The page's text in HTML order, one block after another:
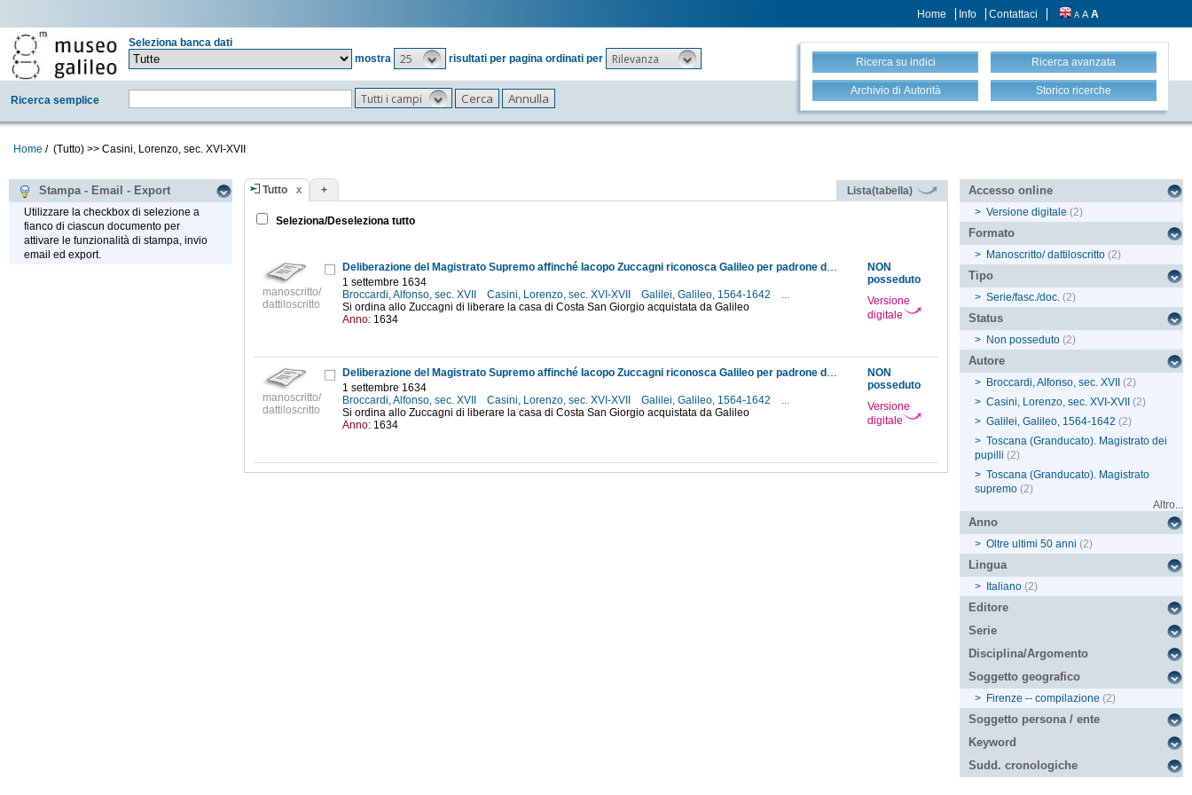
Home Info Contattaci A A A
Seleziona banca dati
mostra
25 risultati per pagina ordinati per Rilevanza
Ricerca semplice Tutti i campi
Ricerca su indici Ricerca avanzata
Archivio di Autorità Storico ricerche
Home / (Tutto) >> Casini, Lorenzo, sec. XVI-XVII
Stampa - Email - Export
Utilizzare la checkbox di selezione a
fianco di ciascun documento per
attivare le funzionalità di stampa, invio
email ed export.
Tutto + Lista(tabella)
Seleziona/Deseleziona tutto
manoscritto/
dattiloscritto
NON
posseduto
Versione
digitale
Deliberazione del Magistrato Supremo affinché Iacopo Zuccagni riconosca Galileo per padrone della casa e gliene rilasci il libero possesso
1 settembre 1634
Broccardi, Alfonso, sec. XVII
Casini, Lorenzo, sec. XVI-XVII Galilei, Galileo, 1564-1642
...
Si ordina allo Zuccagni di liberare la casa di Costa San Giorgio acquistata da Galileo
Anno: 1634
manoscritto/
dattiloscritto
NON
posseduto
Versione
digitale
Deliberazione del Magistrato Supremo affinché Iacopo Zuccagni riconosca Galileo per padrone della casa e gliene rilasci il libero possesso
1 settembre 1634
Broccardi, Alfonso, sec. XVII
Casini, Lorenzo, sec. XVI-XVII Galilei, Galileo, 1564-1642
...
Si ordina allo Zuccagni di liberare la casa di Costa San Giorgio acquistata da Galileo
Anno: 1634
Accesso online
> Versione digitale (2)
Formato
> Manoscritto/ dattiloscritto (2)
Tipo
> Serie/fasc./doc. (2)
Status
> Non posseduto (2)
Autore
> Broccardi, Alfonso, sec. XVII
(2)
> Casini, Lorenzo, sec. XVI-XVII
(2)
> Galilei, Galileo, 1564-1642 (2)
> Toscana (Granducato). Magistrato dei
pupilli (2)
> Toscana (Granducato). Magistrato
supremo (2)
Altro...
Anno
> Oltre ultimi 50 anni (2)
Lingua
> Italiano (2)
Editore
Serie
Disciplina/Argomento
Soggetto geografico
> Firenze -- compilazione (2)
Soggetto persona / ente
Keyword
Sudd. cronologiche